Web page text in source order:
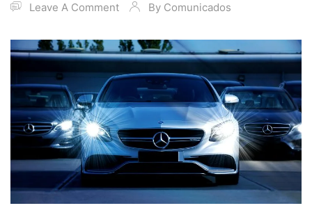
Leave A Comment
By Comunicados